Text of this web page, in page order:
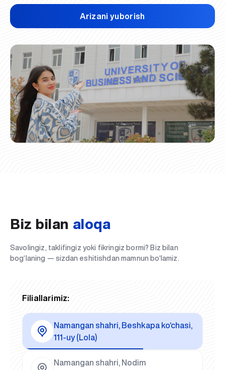
Arizani yuborish
Biz bilan aloqa
Savolingiz, taklifingiz yoki fikringiz bormi? Biz bilan
bog‘laning — sizdan eshitishdan mamnun bo‘lamiz.
Filiallarimiz:
Namangan shahri, Beshkapa ko‘chasi,
111-uy (Lola)
Namangan shahri, Nodim